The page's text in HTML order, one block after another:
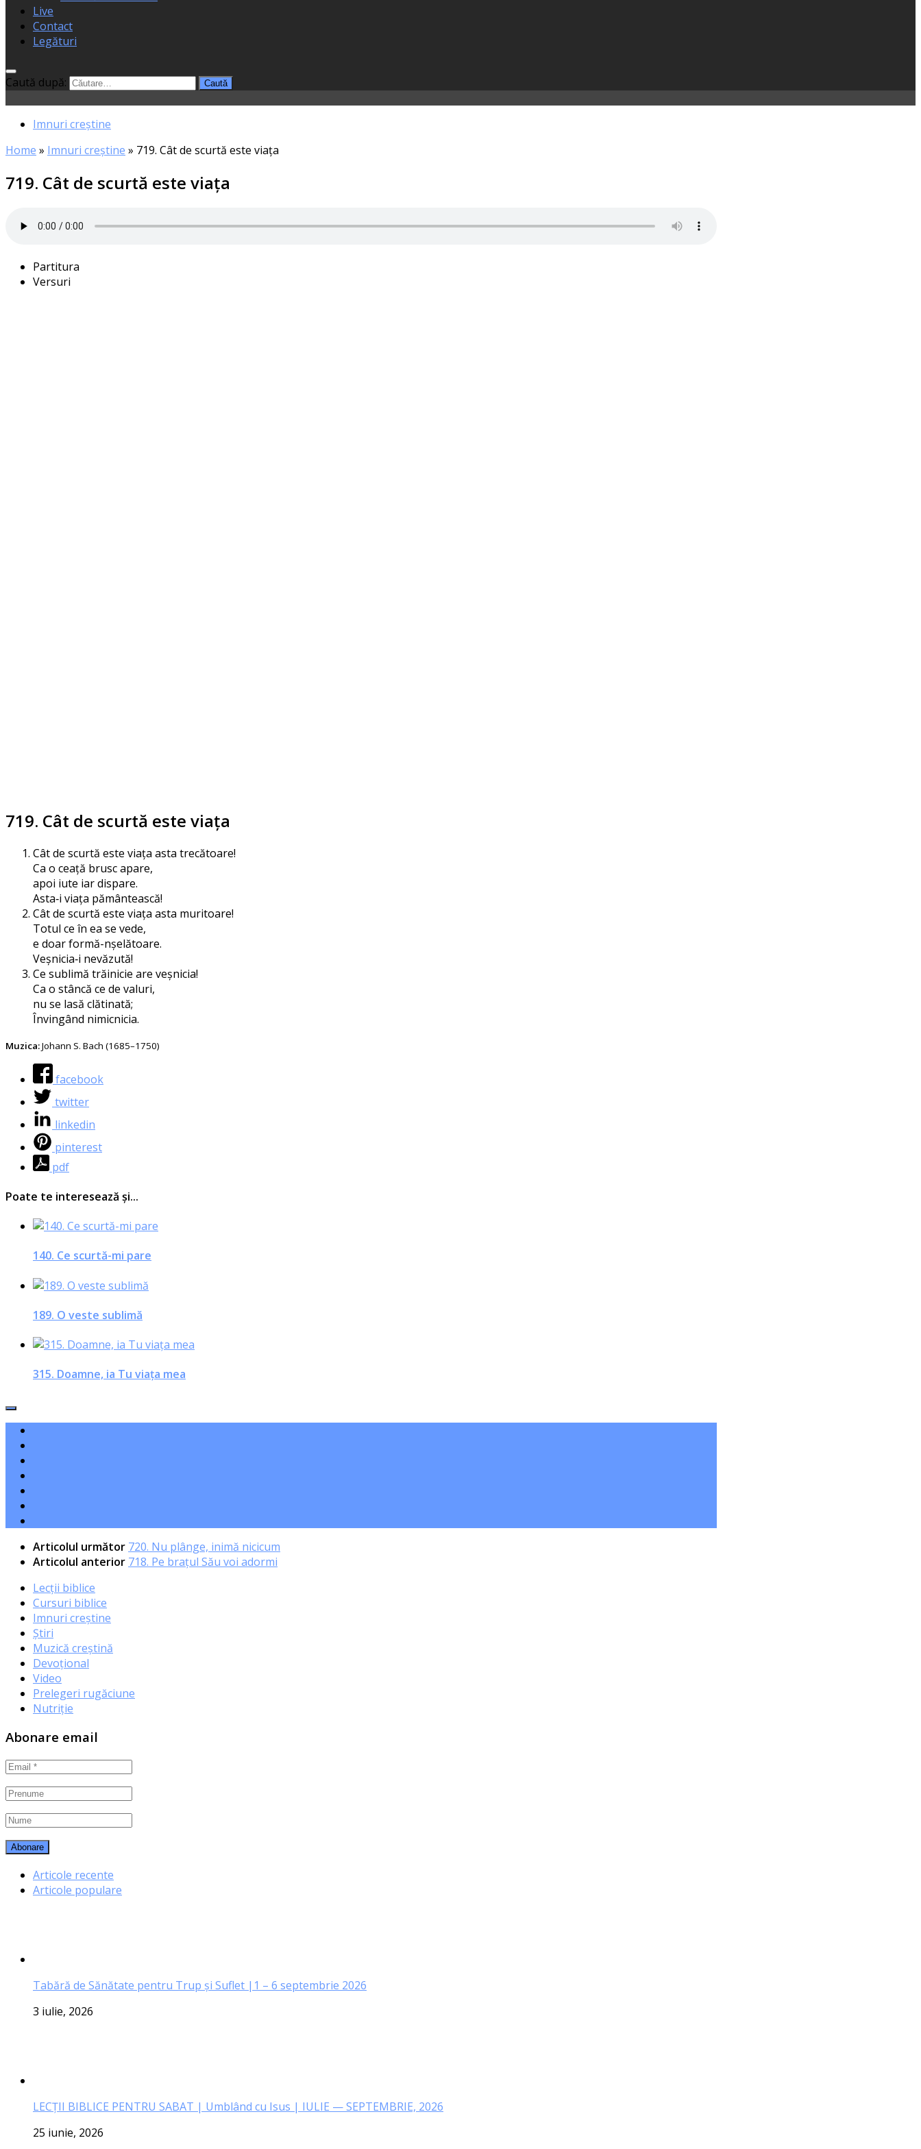
Live
Contact
Legături
Caută după:
Imnuri creștine
Home » Imnuri creștine » 719. Cât de scurtă este viaţa
719. Cât de scurtă este viaţa
Partitura
Versuri
719. Cât de scurtă este viaţa
Cât de scur­tă este via­ța asta trecătoare!
Ca o cea­ță brusc apare,
apoi iute iar dispare.
Asta‑i via­ța pământească!
Cât de scur­tă este via­ța asta muritoare!
Totul ce în ea se vede,
e doar formă-nșelătoare.
Veșnicia‑i nevăzută!
Ce subli­mă tră­i­ni­cie are veșnicia!
Ca o stân­că ce de valuri,
nu se lasă clătinată;
Învingând nimicnicia.
Muzica:Johann S. Bach (1685–1750)
facebook
twitter
linkedin
pinterest
pdf
Poate te interesează și...
140. Ce scurtă-mi pare
189. O veste sublimă
315. Doamne, ia Tu viaţa mea
Articolul următor 720. Nu plânge, inimă nicicum
Articolul anterior 718. Pe braţul Său voi adormi
Lecții biblice
Cursuri biblice
Imnuri creștine
Știri
Muzică creștină
Devoțional
Video
Prelegeri rugăciune
Nutriție
Abonare email
Articole recente
Articole populare
Tabără de Sănătate pentru Trup și Suflet |1 – 6 septembrie 2026
3 iulie, 2026
LECŢII BIBLICE PENTRU SABAT | Umblând cu Isus | IULIE — SEPTEMBRIE, 2026
25 iunie, 2026